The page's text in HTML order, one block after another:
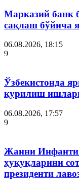
Марказий банк
сақлаш бўйича
06.08.2026, 18:15
9
Ўзбекистонда
қурилиш
06.08.2026, 17:57
9
Жанни
ҳуқуқларини
президенти